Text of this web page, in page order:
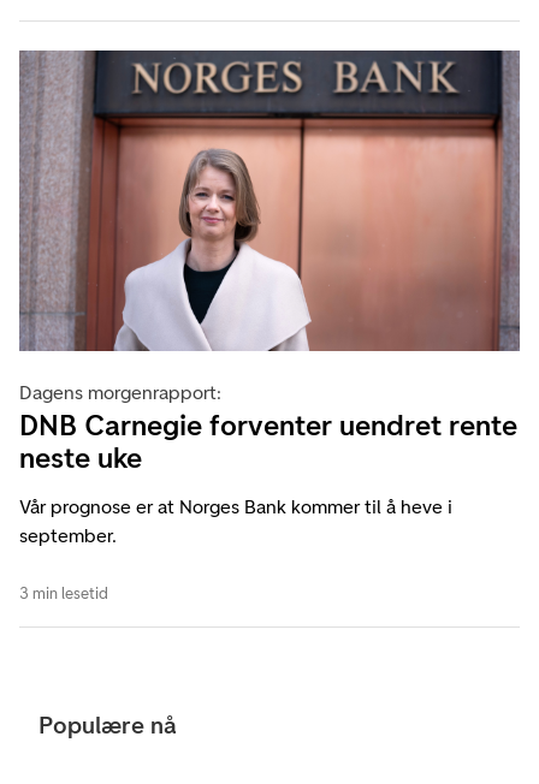
Dagens morgenrapport:
DNB Carnegie forventer uendret rente
neste uke
Vår prognose er at Norges Bank kommer til å heve i
september.
3 min lesetid
Populære nå